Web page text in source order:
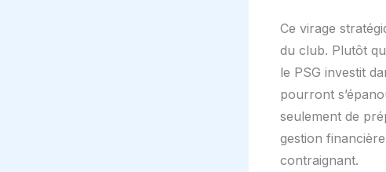
Ce virage
du club. Plutôt
le PSG investit
pourront
seulement de
gestion
contraignant.